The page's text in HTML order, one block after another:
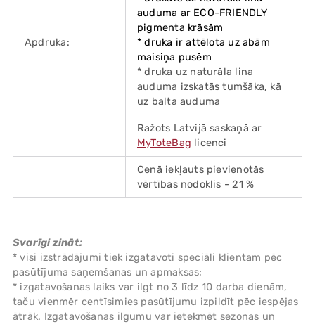
Apdruka:
auduma ar ECO-FRIENDLY
pigmenta krāsām
* druka ir attēlota uz abām
maisiņa pusēm
* druka uz naturāla lina
auduma izskatās tumšāka, kā
uz balta auduma
Ražots Latvijā saskaņā ar
MyToteBag licenci
Cenā iekļauts pievienotās
vērtības nodoklis - 21 %
Svarīgi zināt:
* visi izstrādājumi tiek izgatavoti speciāli klientam pēc
pasūtījuma saņemšanas un apmaksas;
* izgatavošanas laiks var ilgt no 3 līdz 10 darba dienām,
taču vienmēr centīsimies pasūtījumu izpildīt pēc iespējas
ātrāk. Izgatavošanas ilgumu var ietekmēt sezonas un